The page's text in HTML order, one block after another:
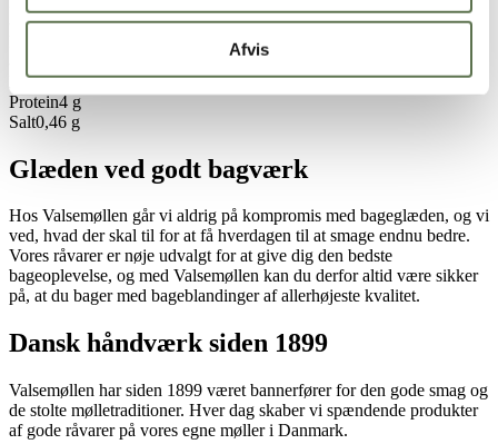
Afvis
- heraf mættede fedtsyrer7,7 g
Kostfibre2,3 g
Protein4 g
Salt0,46 g
Glæden ved godt bagværk
Hos Valsemøllen går vi aldrig på kompromis med bageglæden, og vi
ved, hvad der skal til for at få hverdagen til at smage endnu bedre.
Vores råvarer er nøje udvalgt for at give dig den bedste
bageoplevelse, og med Valsemøllen kan du derfor altid være sikker
på, at du bager med bageblandinger af allerhøjeste kvalitet.
Dansk håndværk siden 1899
Valsemøllen har siden 1899 været bannerfører for den gode smag og
de stolte mølletraditioner. Hver dag skaber vi spændende produkter
af gode råvarer på vores egne møller i Danmark.